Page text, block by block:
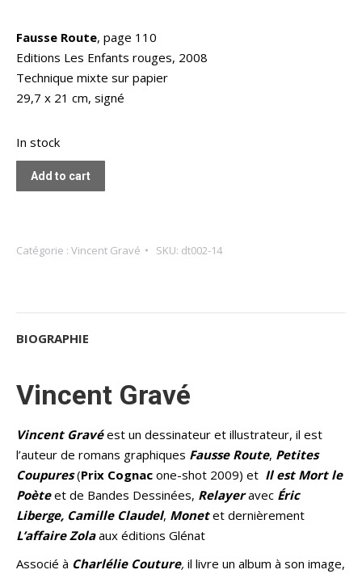
Fausse Route, page 110
Editions Les Enfants rouges, 2008
Technique mixte sur papier
29,7 x 21 cm, signé
In stock
Add to cart
Catégorie : Vincent Gravé SKU: dt002-14
BIOGRAPHIE
Vincent Gravé
Vincent Gravéest un dessinateur et illustrateur, il est
l’auteur de romans graphiques Fausse Route, Petites
Coupures(Prix Cognac one-shot 2009) et Il est Mort le
Poèteet de Bandes Dessinées, Relayeravec Éric
Liberge, Camille Claudel, Monetet dernièrement
L’affaire Zolaaux éditions Glénat
Associé à CharlélieCouture, il livre un album à son image,